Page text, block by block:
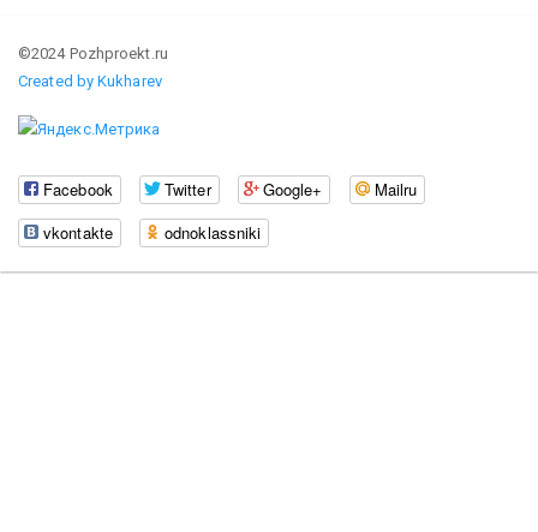
©2024 Pozhproekt.ru
Created by Kukharev
Facebook Twitter Google+
Mailru
vkontakte
odnoklassniki